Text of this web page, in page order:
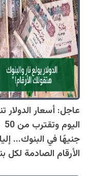
عاجل: أسعار الدولار
اليوم وتقترب من 50
جنيهًا في البنوك...
الأرقام الصادمة لكل